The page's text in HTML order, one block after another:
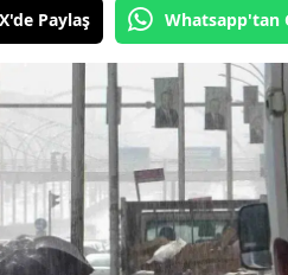
X'de Paylaş Whatsapp'tan